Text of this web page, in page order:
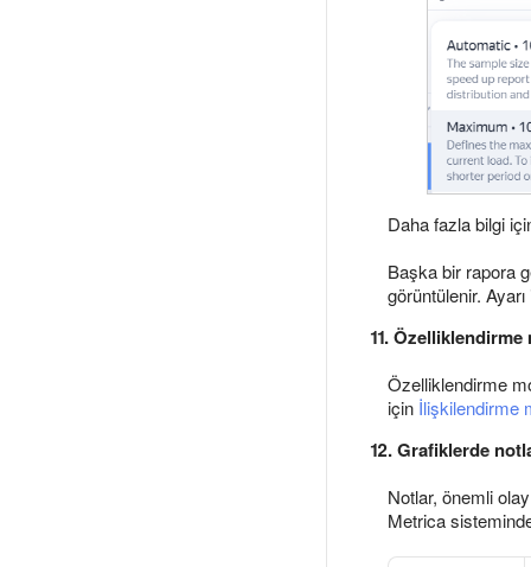
Daha fazla bilgi
Başka bir rapora
görüntülenir.
11.
Özelliklendirme
için İlişkilendirme
12. Grafiklerde
Notlar, önemli
Metrica